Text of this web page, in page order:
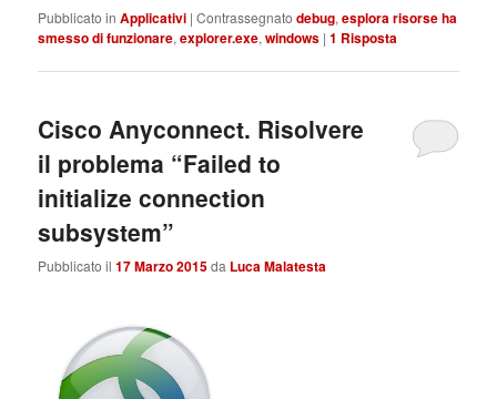
Pubblicato in Applicativi |Contrassegnato debug,esplora risorse ha
smesso di funzionare,explorer.exe,windows |1 Risposta
Cisco Anyconnect. Risolvere
il problema “Failed to
initialize connection
subsystem”
Pubblicato il17 Marzo 2015da Luca Malatesta